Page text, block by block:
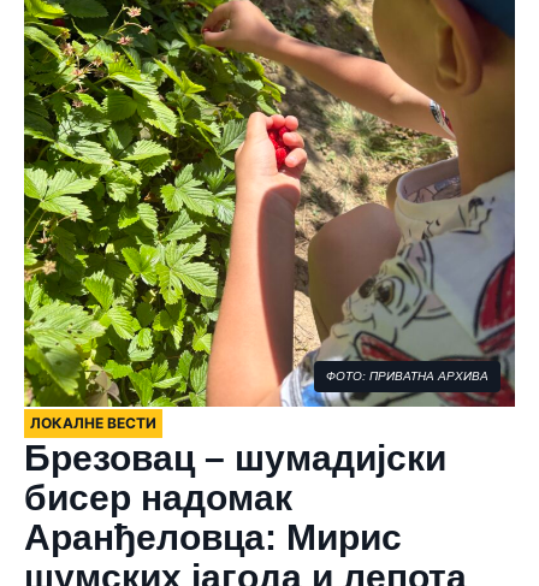
ФОТО: ПРИВАТНА АРХИВА
ЛОКАЛНЕ ВЕСТИ
Брезовац – шумадијски
бисер надомак
Аранђеловца: Мирис
шумских јагода и лепота